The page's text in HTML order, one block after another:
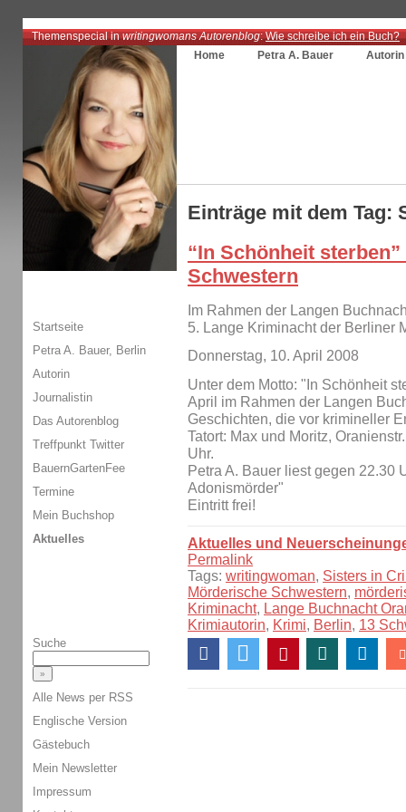
Themenspecial inwritingwomans Autorenblog:Wie schreibe ich ein Buch?
Home
Petra A. Bauer Autorin
Einträge mit dem Tag:
“In Schönheit
Schwestern
Im Rahmen der Langen
5. Lange Kriminacht der Berliner
Donnerstag, 10. April 2008
Unter dem Motto: "In Schönheit
April im Rahmen der Langen
Geschichten, die vor krimineller
Tatort: Max und Moritz,
Uhr.
Petra A. Bauer liest gegen 22.30
Adonismörder"
Eintritt frei!
Aktuelles und
Permalink
Tags: writingwoman, Sisters in
Mörderische Schwestern,
Kriminacht, Lange Buchnacht
Krimiautorin, Krimi, Berlin, 13
Startseite
Petra A. Bauer, Berlin
Autorin
Journalistin
Das Autorenblog
Treffpunkt Twitter
BauernGartenFee
Termine
Mein Buchshop
Aktuelles
Suche
Alle News per RSS
Englische Version
Gästebuch
Mein Newsletter
Impressum